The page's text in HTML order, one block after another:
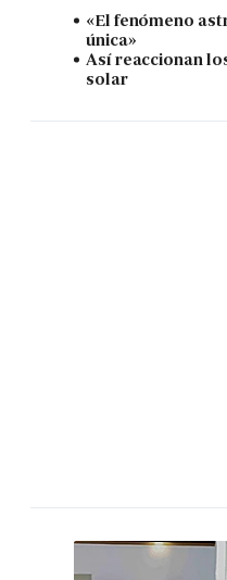
«El fenómeno
única»
Así reaccionan
solar